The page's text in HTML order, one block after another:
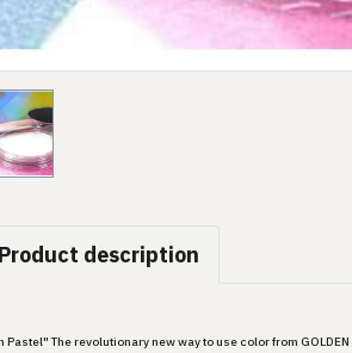
Product description
Pastel" The revolutionary new way to use color from